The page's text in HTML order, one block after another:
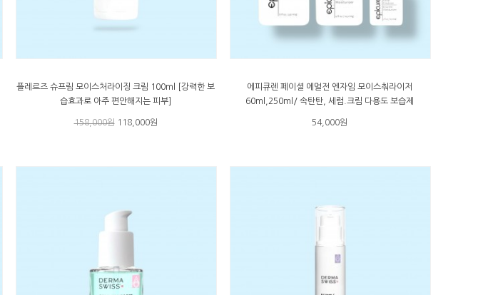
플레르즈 슈프림 모이스처라이징 크림 100ml [강력한 보
습효과로 아주 편안해지는 피부]
158,000원 118,000원
에피큐렌 페이셜 에멀전 엔자임 모이스춰라이저
60ml,250ml/ 속탄탄, 세럼.크림 다용도 보습제
54,000원